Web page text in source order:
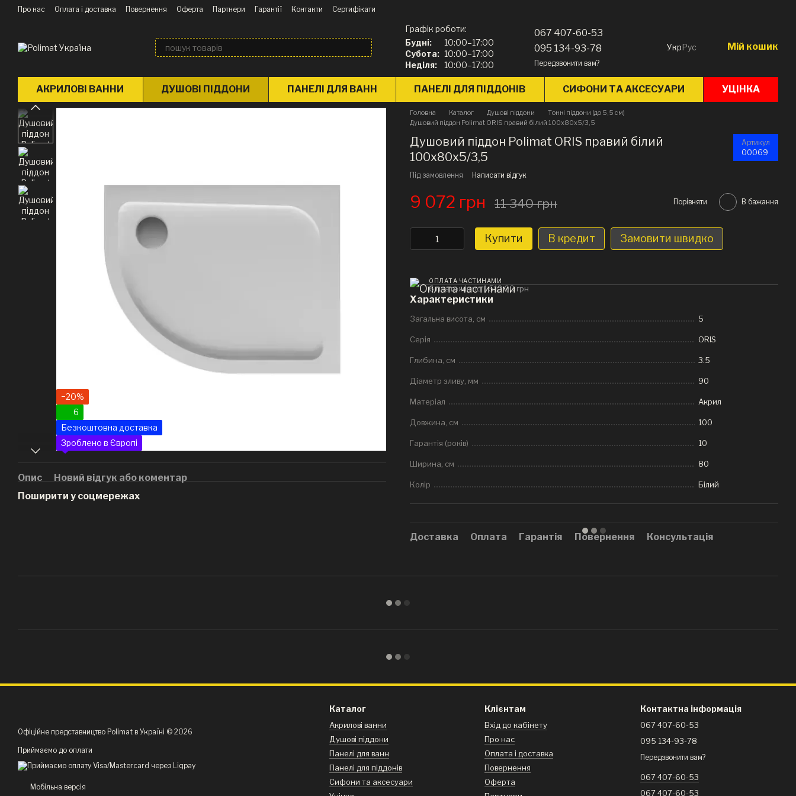
Перейти до основного контенту
Про нас Оплата і доставка Повернення Оферта Партнери Гарантії Контакти
Сертифікати
Графік роботи:
Будні:
10:00–17:00
Субота: 10:00–17:00
Неділя:
10:00–17:00
067 407-60-53
095 134-93-78
Передзвонити вам?
УкрРус Мій кошик
АКРИЛОВІ ВАННИ ДУШОВІ ПІДДОНИ ПАНЕЛІ ДЛЯ ВАНН ПАНЕЛІ ДЛЯ ПІДДОНІВ СИФОНИ ТА АКСЕСУАРИ УЦІНКА
−20%
6
Безкоштовна доставка
Зроблено в Європі
Опис
Новий відгук або коментар
Поширити у соцмережах
Головна Каталог Душові піддони
Тонкі піддони (до 5,5 см)
Душовий піддон Polimat ORIS правий білий 100х80х5/3,5
Душовий піддон Polimat ORIS правий білий
100х80х5/3,5
Артикул
00069
Під замовлення Написати відгук
9 072 грн 11 340 грн Порівняти В бажання
Купити В кредит Замовити швидко
ОПЛАТА ЧАСТИНАМИ
6 платежів по 1 512.00 грн
Характеристики
Загальна висота, см 5
Серія ORIS
Глибина, см 3.5
Діаметр зливу, мм 90
Матеріал Акрил
Довжина, см 100
Гарантія (років) 10
Ширина, см 80
Колір Білий
Доставка Оплата Гарантія Повернення Консультація
Офіційне представництво Polimat в Україні © 2026
Приймаємо до оплати
Мобільна версія
Каталог
Акрилові ванни
Душові піддони
Панелі для ванн
Панелі для піддонів
Сифони та аксесуари
Клієнтам
Вхід до кабінету
Про нас
Оплата і доставка
Повернення
Оферта
Контактна інформація
067 407-60-53
095 134-93-78
Передзвонити вам?
067 407-60-53
067 407-60-53